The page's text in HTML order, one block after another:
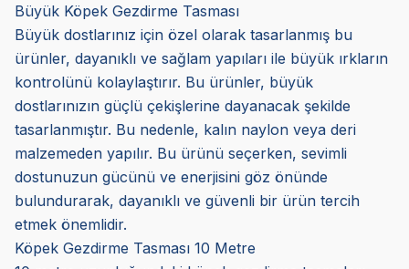
Büyük Köpek Gezdirme Tasması
Büyük dostlarınız için özel olarak tasarlanmış bu
ürünler, dayanıklı ve sağlam yapıları ile büyük ırkların
kontrolünü kolaylaştırır. Bu ürünler, büyük
dostlarınızın güçlü çekişlerine dayanacak şekilde
tasarlanmıştır. Bu nedenle, kalın naylon veya deri
malzemeden yapılır. Bu ürünü seçerken, sevimli
dostunuzun gücünü ve enerjisini göz önünde
bulundurarak, dayanıklı ve güvenli bir ürün tercih
etmek önemlidir.
Köpek Gezdirme Tasması 10 Metre